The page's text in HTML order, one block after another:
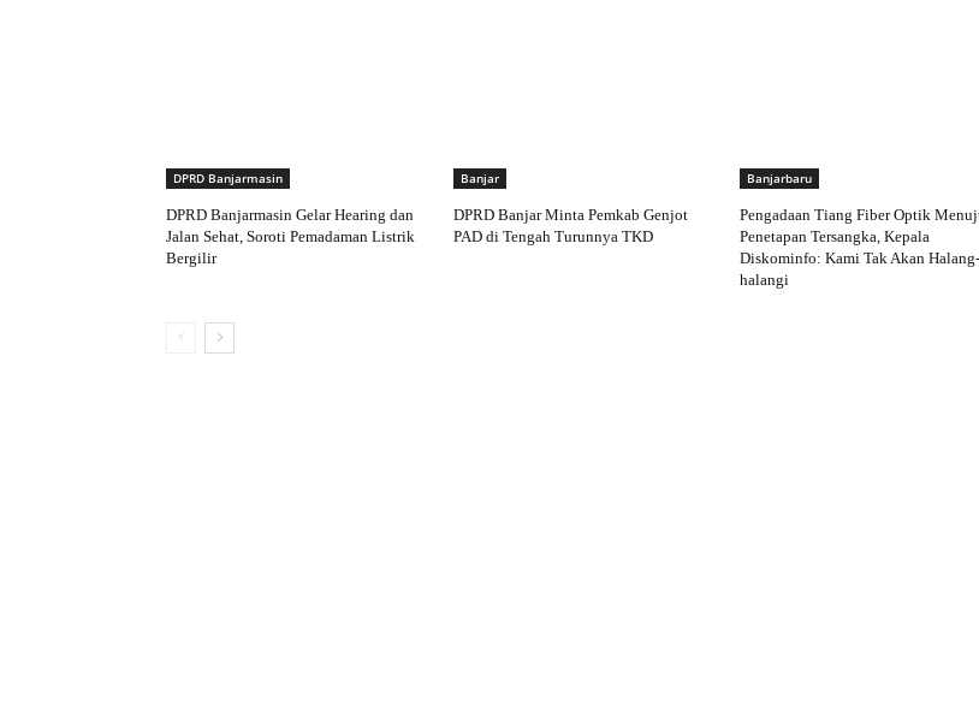
DPRD Banjarmasin
DPRD Banjarmasin Gelar Hearing dan
Jalan Sehat, Soroti Pemadaman Listrik
Bergilir
Banjar
DPRD Banjar Minta Pemkab Genjot
PAD di Tengah Turunnya TKD
Banjarbaru
Pengadaan Tiang Fiber Optik
Penetapan Tersangka, Kepala
Diskominfo: Kami Tak Akan Halang-
halangi